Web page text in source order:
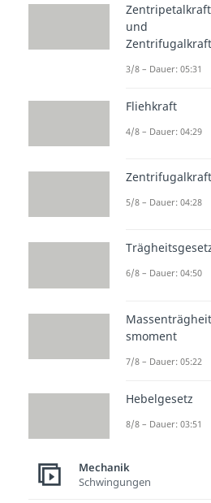
Mit einer
Auslenkung
Der
Zentripetalkraft
und
Zentrifugalkraft
3/8 – Dauer: 05:31
Fliehkraft
4/8 – Dauer: 04:29
Zentrifugalkraft
5/8 – Dauer: 04:28
6/8 – Dauer: 04:50
Massenträgheit
smoment
7/8 – Dauer: 05:22
Hebelgesetz
8/8 – Dauer: 03:51
Mechanik
Schwingungen